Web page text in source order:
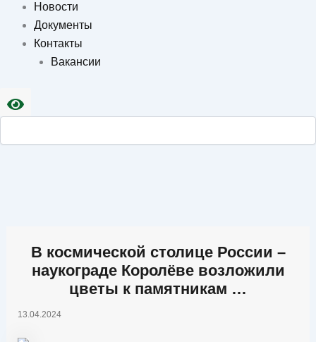
Новости
Документы
Контакты
Вакансии
В космической столице России –
наукограде Королёве возложили
цветы к памятникам …
13.04.2024